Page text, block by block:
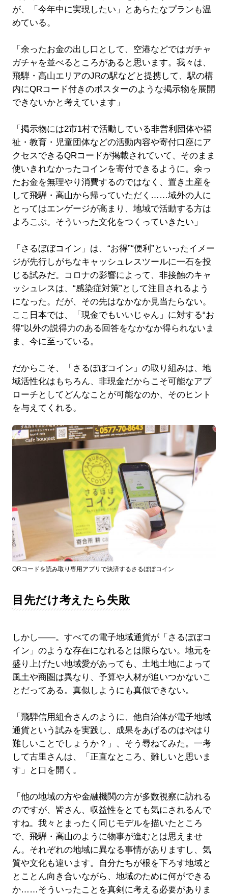
が、「今年中に実現したい」とあらたなプランも温
めている。
「余ったお金の出し口として、空港などではガチャ
ガチャを並べるところがあると思います。我々は、
飛騨・高山エリアのJRの駅などと提携して、駅の構
内にQRコード付きのポスターのような掲示物を展開
できないかと考えています」
「掲示物には2市1村で活動している非営利団体や福
祉・教育・児童団体などの活動内容や寄付口座にア
クセスできるQRコードが掲載されていて、そのまま
使いきれなかったコインを寄付できるように。余っ
たお金を無理やり消費するのではなく、置き土産を
して飛騨・高山から帰っていただく……域外の人に
とってはエンゲージが高まり、地域で活動する方は
よろこぶ。そういった文化をつくっていきたい」
「さるぼぼコイン」は、“お得”“便利”といったイメー
ジが先行しがちなキャッシュレスツールに一石を投
じる試みだ。コロナの影響によって、非接触のキャ
ッシュレスは、“感染症対策”として注目されるよう
になった。だが、その先はなかなか見当たらない。
ここ日本では、「現金でもいいじゃん」に対する“お
得”以外の説得力のある回答をなかなか得られないま
ま、今に至っている。
だからこそ、「さるぼぼコイン」の取り組みは、地
域活性化はもちろん、非現金だからこそ可能なアプ
ローチとしてどんなことが可能なのか、そのヒント
を与えてくれる。
QRコードを読み取り専用アプリで決済するさるぼぼコイン
目先だけ考えたら失敗
しかし――。すべての電子地域通貨が「さるぼぼコ
イン」のような存在になれるとは限らない。地元を
盛り上げたい地域愛があっても、土地土地によって
風土や商圏は異なり、予算や人材が追いつかないこ
とだってある。真似しようにも真似できない。
「飛騨信用組合さんのように、他自治体が電子地域
通貨という試みを実践し、成果をあげるのはやはり
難しいことでしょうか？」、そう尋ねてみた。一考
して古里さんは、「正直なところ、難しいと思いま
す」と口を開く。
「他の地域の方や金融機関の方が多数視察に訪れる
のですが、皆さん、収益性をとても気にされるんで
すね。我々とまったく同じモデルを描いたところ
で、飛騨・高山のように物事が進むとは思えませ
ん。それぞれの地域に異なる事情がありますし、気
質や文化も違います。自分たちが根を下ろす地域と
とことん向き合いながら、地域のために何ができる
か……そういったことを真剣に考える必要がありま